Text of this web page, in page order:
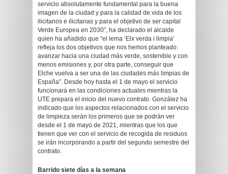
servicio absolutamente fundamental para la buena
imagen de la ciudad y para la calidad de vida de los
ilicitanos e ilicitanas y para el objetivo de ser capital
Verde Europea en 2030”, ha declarado el alcalde
quien ha añadido que “el lema ‘Elx verda i limpia’
refleja los dos objetivos que nos hemos planteado:
avanzar hacia una ciudad más verde, sostenible y con
menos emisiones y, por otra parte, conseguir que
Elche vuelva a ser una de las ciudades más limpias de
España”. Desde hoy hasta el 1 de mayo el servicio
funcionará en las condiciones actuales mientras la
UTE prepara el inicio del nuevo contrato. González ha
indicado que los aspectos relacionados con el servicio
de limpieza serán los primeros que se podrán ver
desde el 1 de mayo de 2021, mientras que los que
tienen que ver con el servicio de recogida de residuos
se irán incorporando a partir del segundo semestre del
contrato.
Barrido siete días a la semana